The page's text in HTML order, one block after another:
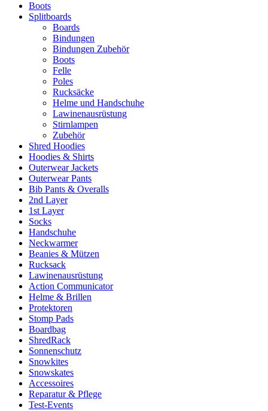
Boots
Splitboards
Boards
Bindungen
Bindungen Zubehör
Boots
Felle
Poles
Rucksäcke
Helme und Handschuhe
Lawinenausrüstung
Stirnlampen
Zubehör
Shred Hoodies
Hoodies & Shirts
Outerwear Jackets
Outerwear Pants
Bib Pants & Overalls
2nd Layer
1st Layer
Socks
Handschuhe
Neckwarmer
Beanies & Mützen
Rucksack
Lawinenausrüstung
Action Communicator
Helme & Brillen
Protektoren
Stomp Pads
Boardbag
ShredRack
Sonnenschutz
Snowkites
Snowskates
Accessoires
Reparatur & Pflege
Test-Events